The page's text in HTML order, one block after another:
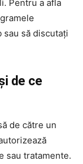
Pentru a afla
să discutați
de ce
de către un
sau tratamente.